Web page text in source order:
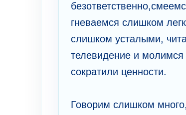
гневаемся слишком
слишком усталыми,
телевидение и
сократили ценности.
Говорим слишком